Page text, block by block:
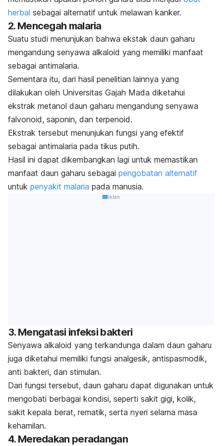
herbal sebagai alternatif untuk melawan kanker.
2. Mencegah malaria
Suatu studi menunjukan bahwa ekstak daun gaharu
mengandung senyawa alkaloid yang memiliki manfaat
sebagai antimalaria.
Sementara itu, dari hasil penelitian lainnya yang
dilakukan oleh Universitas Gajah Mada diketahui
ekstrak metanol daun gaharu mengandung senyawa
falvonoid, saponin, dan terpenoid.
Ekstrak tersebut menunjukan fungsi yang efektif
sebagai antimalaria pada tikus putih.
Hasil ini dapat dikembangkan lagi untuk memastikan
manfaat daun gaharu sebagai pengobatan alternatif
untuk penyakit malaria pada manusia.
Iklan
3. Mengatasi infeksi bakteri
Senyawa alkaloid yang terkandunga dalam daun gaharu
juga diketahui memiliki fungsi analgesik, antispasmodik,
anti bakteri, dan stimulan.
Dari fungsi tersebut, daun gaharu dapat digunakan untuk
mengobati berbagai kondisi, seperti sakit gigi, kolik,
sakit kepala berat, rematik, serta nyeri selama masa
kehamilan.
4. Meredakan peradangan